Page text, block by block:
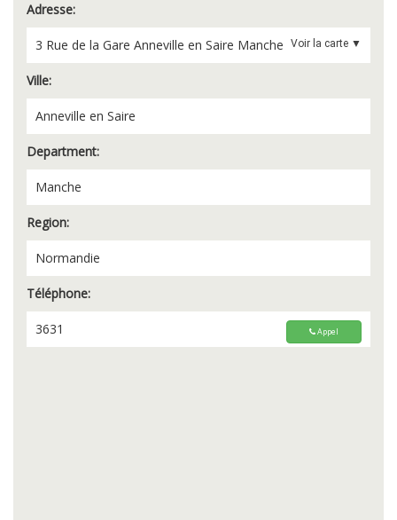
Adresse:
3 Rue de la Gare Anneville en Saire Manche Voir la carte ▼
Ville:
Anneville en Saire
Department:
Manche
Region:
Normandie
Téléphone:
3631 Appel